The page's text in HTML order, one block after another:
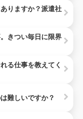
りますか？派遣社
きつい毎日に限界
る仕事を教えてく
難しいですか？